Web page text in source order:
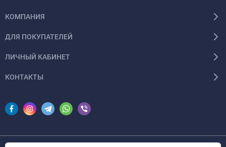
КОМПАНИЯ
ДЛЯ ПОКУПАТЕЛЕЙ
ЛИЧНЫЙ КАБИНЕТ
КОНТАКТЫ